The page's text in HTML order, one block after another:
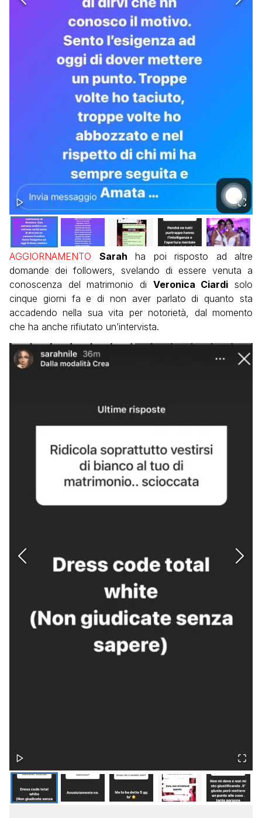
AGGIORNAMENTO Sarah ha poi risposto ad altre
domande dei followers, svelando di essere venuta a
conoscenza del matrimonio di Veronica Ciardi solo
cinque giorni fa e di non aver parlato di quanto sta
accadendo nella sua vita per notorietà, dal momento
che ha anche rifiutato un’intervista.